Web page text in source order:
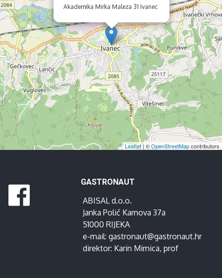
Akademika Mirka Maleza 31 Ivanec
Leaflet| ©OpenStreetMapcontributors
GASTRONAUT
ABISAL d.o.o.
Janka Polić Kamova 37a
51000 RIJEKA
e-mail: gastronaut@gastronaut.hr
direktor: Karin Mimica, prof